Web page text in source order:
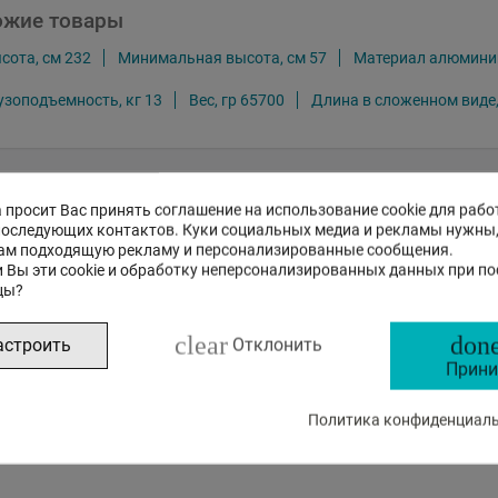
Вас принять соглашение на использование cookie для
контактов. Куки социальных медиа и рекламы
подходящую рекламу и персонализированные сообщения.
Вы эти cookie и обработку неперсонализированных данных при
clear Отклонить
Политика
товары
см 232 Минимальная высота, см 57 Материал
кг 13 Вес, гр 65700 Длина в сложенном
Спецификация Отзывы
на основе искусственного
Это бета-версия нашего нового чата с ИИ помощником,